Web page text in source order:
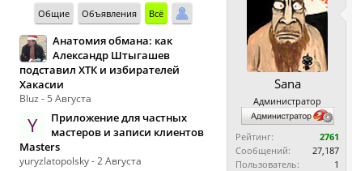
Общие Объявления Всё
Анатомия обмана: как
Александр Штыгашев
подставил ХТК и избирателей
Хакасии
Bluz - 5 Августа
Y
Приложение для частных
мастеров и записи клиентов
Masters
yuryzlatopolsky - 2 Августа
Sana
Администратор
Рейтинг:
2761
Сообщений:
27,187
Пользователь:
1